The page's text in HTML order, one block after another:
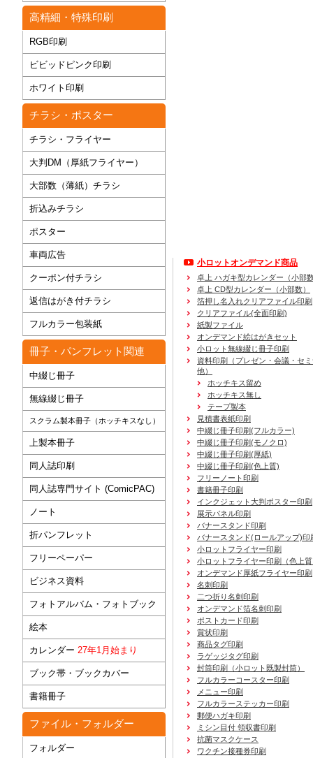
高精細・特殊印刷
RGB印刷
ビビッドピンク印刷
ホワイト印刷
チラシ・ポスター
チラシ・フライヤー
大判DM（厚紙フライヤー）
大部数（薄紙）チラシ
折込みチラシ
ポスター
車両広告
クーポン付チラシ
返信はがき付チラシ
フルカラー包装紙
冊子・パンフレット関連
中綴じ冊子
無線綴じ冊子
スクラム製本冊子（ホッチキスなし）
上製本冊子
同人誌印刷
同人誌専門サイト (ComicPAC)
ノート
折パンフレット
フリーペーパー
ビジネス資料
フォトアルバム・フォトブック
絵本
カレンダー 27年1月始まり
ブック帯・ブックカバー
書籍冊子
ファイル・フォルダー
フォルダー
小ロットオンデマンド商品
卓上 ハガキ型カレンダー（小部
卓上 CD型カレンダー（小部数）
箔押し名入れクリアファイル印刷
クリアファイル(全面印刷)
紙製ファイル
オンデマンド絵はがきセット
小ロット無線綴じ冊子印刷
資料印刷
（プレゼン・会議・セ
他）
ホッチキス留め
ホッチキス無し
テープ製本
見積書表紙印刷
中綴じ冊子印刷(フルカラー)
中綴じ冊子印刷(モノクロ)
中綴じ冊子印刷(厚紙)
中綴じ冊子印刷(色上質)
フリーノート印刷
書籍冊子印刷
インクジェット大判ポスター印刷
展示パネル印刷
バナースタンド印刷
バナースタンド(ロールアップ)印
小ロットフライヤー印刷
小ロットフライヤー印刷（色上
オンデマンド厚紙フライヤー印刷
名刺印刷
二つ折り名刺印刷
オンデマンド箔名刺印刷
ポストカード印刷
賞状印刷
商品タグ印刷
ラゲッジタグ印刷
封筒印刷
（小ロット既製封筒）
フルカラーコースター印刷
メニュー印刷
フルカラーステッカー印刷
郵便ハガキ印刷
ミシン目付 領収書印刷
抗菌マスクケース
ワクチン接種券印刷